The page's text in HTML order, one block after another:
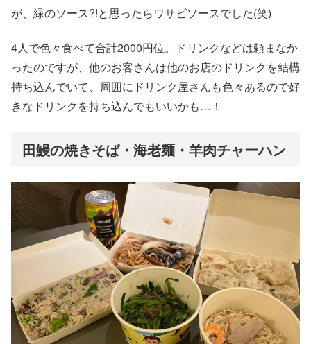
が、緑のソース?!と思ったらワサビソースでした(笑)
4人で色々食べて合計2000円位。ドリンクなどは頼まなか
ったのですが、他のお客さんは他のお店のドリンクを結構
持ち込んでいて、周囲にドリンク屋さんも色々あるので好
きなドリンクを持ち込んでもいいかも…！
田鰻の焼きそば・海老麺・羊肉チャーハン